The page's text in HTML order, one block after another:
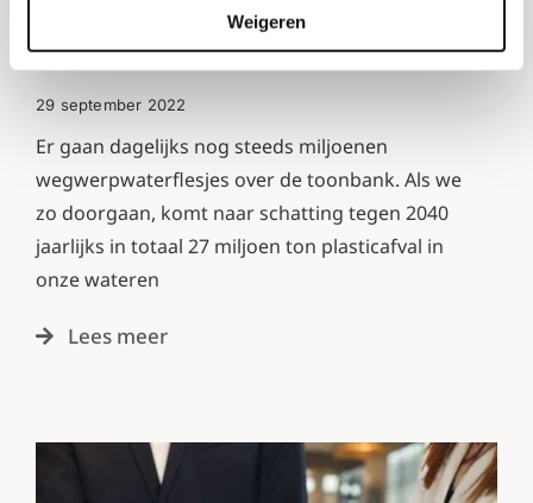
Weigeren
Planetarium & Dopper lanceren de
gloednieuwe Dopper Water Tap!
29 september 2022
Er gaan dagelijks nog steeds miljoenen
wegwerpwaterflesjes over de toonbank. Als we
zo doorgaan, komt naar schatting tegen 2040
jaarlijks in totaal 27 miljoen ton plasticafval in
onze wateren
Lees meer